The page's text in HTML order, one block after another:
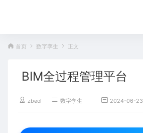
首页 数字孪生 正文
BIM全过程管理平台
zbeol 数字孪生 2024-06-23